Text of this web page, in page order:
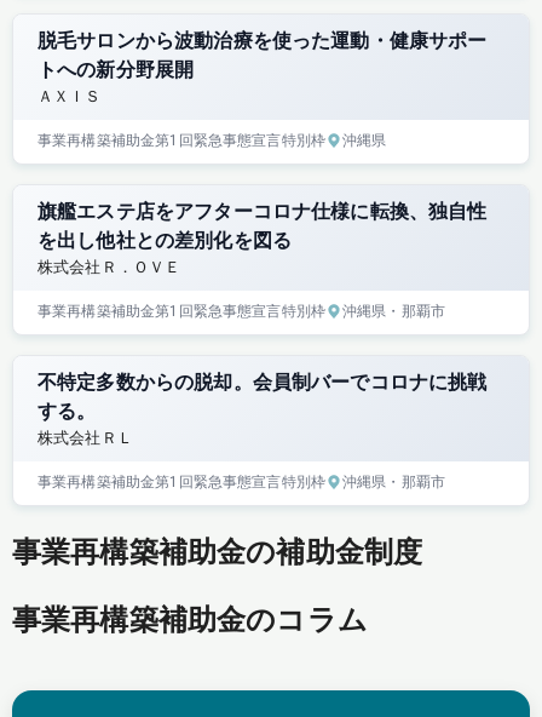
脱毛サロンから波動治療を使った運動・健康サポー
トへの新分野展開
ＡＸＩＳ
事業再構築補助金第1回緊急事態宣言特別枠 沖縄県
旗艦エステ店をアフターコロナ仕様に転換、独自性
を出し他社との差別化を図る
株式会社Ｒ．ＯＶＥ
事業再構築補助金第1回緊急事態宣言特別枠 沖縄県 ・那覇市
不特定多数からの脱却。会員制バーでコロナに挑戦
する。
株式会社ＲＬ
事業再構築補助金第1回緊急事態宣言特別枠 沖縄県 ・那覇市
事業再構築補助金の補助金制度
事業再構築補助金のコラム